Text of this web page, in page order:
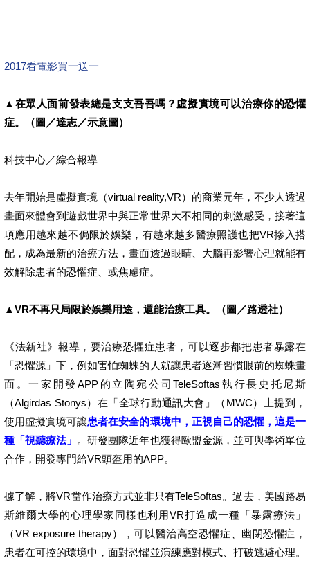
2017看電影買一送一
▲在眾人面前發表總是支支吾吾嗎？虛擬實境可以治療你的恐懼
症。（圖／達志／示意圖）
科技中心／綜合報導
去年開始是虛擬實境（virtual reality,VR）的商業元年，不少人透過
畫面來體會到遊戲世界中與正常世界大不相同的刺激感受，接著這
項應用越來越不侷限於娛樂，有越來越多醫療照護也把VR摻入搭
配，成為最新的治療方法，畫面透過眼睛、大腦再影響心理就能有
效解除患者的恐懼症、或焦慮症。
▲VR不再只局限於娛樂用途，還能治療工具。（圖／路透社）
《法新社》報導，要治療恐懼症患者，可以逐步都把患者暴露在
「恐懼源」下，例如害怕蜘蛛的人就讓患者逐漸習慣眼前的蜘蛛畫
面。一家開發APP的立陶宛公司TeleSoftas執行長史托尼斯
（Algirdas Stonys）在「全球行動通訊大會」（MWC）上提到，
使用虛擬實境可讓患者在安全的環境中，正視自己的恐懼，這是一
種「視聽療法」 。研發團隊近年也獲得歐盟金源，並可與學術單位
合作，開發專門給VR頭盔用的APP。
據了解，將VR當作治療方式並非只有TeleSoftas。過去，美國路易
斯維爾大學的心理學家同樣也利用VR打造成一種「暴露療法」
（VR exposure therapy），可以醫治高空恐懼症、幽閉恐懼症，
患者在可控的環境中，面對恐懼並演練應對模式、打破逃避心理。